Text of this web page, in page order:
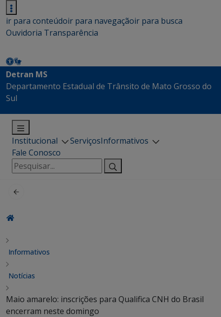
ir para conteúdoir para navegaçãoir para busca
Ouvidoria Transparência
Detran MS
Departamento Estadual de Trânsito de Mato Grosso do
Sul
Institucional ServiçosInformativos
Fale Conosco
Pesquisar
por:
Informativos
Notícias
Maio amarelo: inscrições para Qualifica CNH do Brasil
encerram neste domingo